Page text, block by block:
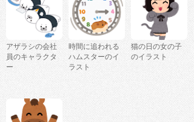
アザラシの会社
員のキャラクタ
ー
時間に追われる
ハムスターのイ
ラスト
猫の日の女の子
のイラスト